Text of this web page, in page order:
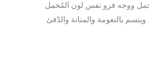
ووجه فرو نفس لون المُخمل
بالنعومة والمتانة والدّفئ